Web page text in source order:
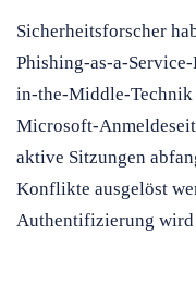
Sicherheitsforscher
Phishing-as-a-
in-the-Middle-Technik
Microsoft-
aktive Sitzungen
Konflikte ausgelöst
Authentifizierung